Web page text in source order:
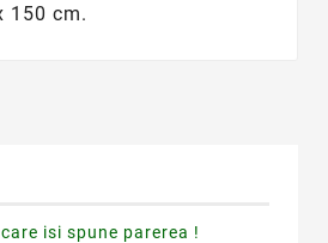
150 cm.
isi spune parerea !